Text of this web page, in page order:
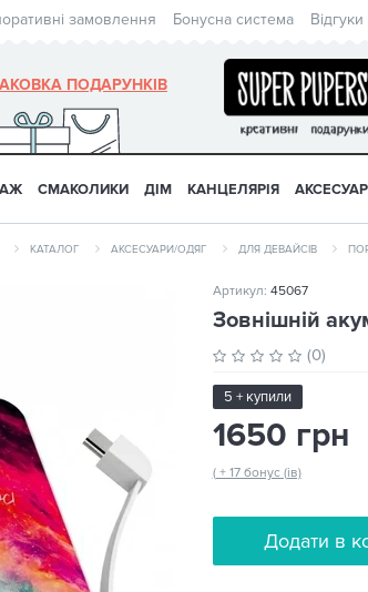
замовлення Бонусна система Відгуки
ПОДАРУНКІВ
СМАКОЛИКИ ДІМ КАНЦЕЛЯРІЯ
КАТАЛОГ АКСЕСУАРИ/ОДЯГ ДЛЯ ДЕВАЙСІВ
Артикул: 45067
Зовнішній
(0)
5 + купили
1650 грн
( + 17 бонус (ів)
Додати в